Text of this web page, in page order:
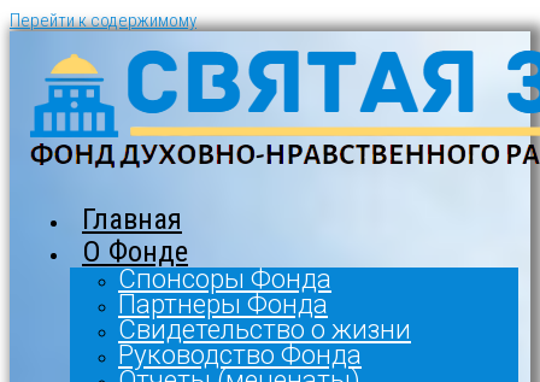
Перейти к содержимому
Главная
О Фонде
Спонсоры Фонда
Партнеры Фонда
Свидетельство о жизни
Руководство Фонда